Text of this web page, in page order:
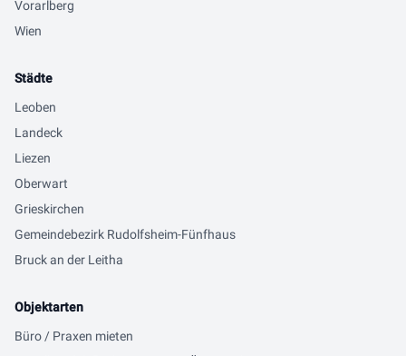
Vorarlberg
Wien
Städte
Leoben
Landeck
Liezen
Oberwart
Grieskirchen
Gemeindebezirk Rudolfsheim-Fünfhaus
Bruck an der Leitha
Objektarten
Büro / Praxen mieten